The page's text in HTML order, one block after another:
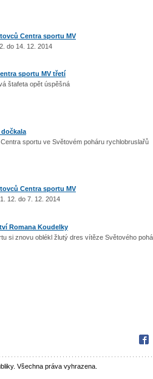
Centra sportu MV
do 14. 12. 2014
sportu MV třetí
štafeta opět úspěšná
dočkala
sportu ve Světovém poháru rychlobruslařů
Centra sportu MV
12. do 7. 12. 2014
Romana Koudelky
si znovu oblékl žlutý dres vítěze Světového
Všechna práva vyhrazena.